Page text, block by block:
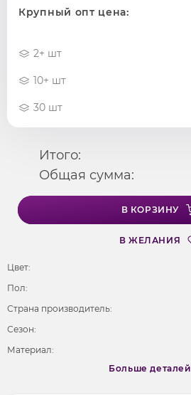
Крупный опт цена:
2+ шт
10+ шт
30 шт
Итого:
Общая сумма:
В КОРЗИНУ
В ЖЕЛАНИЯ
Цвет:
Пол:
Страна производитель:
Сезон:
Материал:
Больше деталей
Меньше деталей